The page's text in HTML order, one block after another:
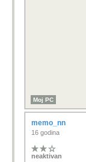
Moj PC
memo_nn
16 godina
neaktivan